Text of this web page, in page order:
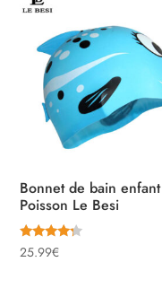
Bonnet de bain enfant
Poisson Le Besi
Note
4.00
25.99€